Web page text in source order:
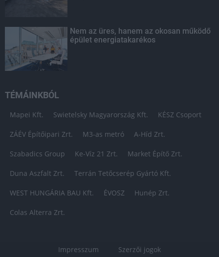
Nem az üres, hanem az okosan működő
épület energiatakarékos
TÉMÁINKBÓL
Mapei Kft. Swietelsky Magyarország Kft. KÉSZ Csoport
ZÁÉV Építőipari Zrt. M3-as metró A-Híd Zrt.
Szabadics Group Ke-Víz 21 Zrt. Market Építő Zrt.
Duna Aszfalt Zrt. Terrán Tetőcserép Gyártó Kft.
WEST HUNGÁRIA BAU Kft. ÉVOSZ Hunép Zrt.
Colas Alterra Zrt.
Impresszum
Szerzői jogok